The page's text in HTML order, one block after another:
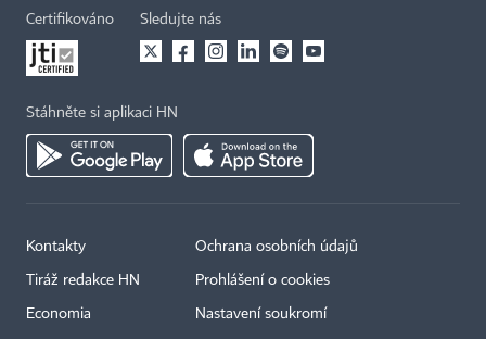
Certifikováno Sledujte nás
Stáhněte si aplikaci HN
Kontakty
Tiráž redakce HN
Economia
Ochrana osobních údajů
Prohlášení o cookies
Nastavení soukromí